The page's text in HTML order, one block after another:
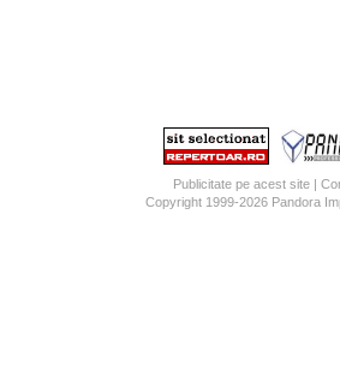
Publicitate pe acest site|
Copyright 1999-2026 Pandora